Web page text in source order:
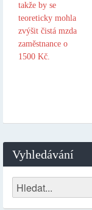
Vyhledávání